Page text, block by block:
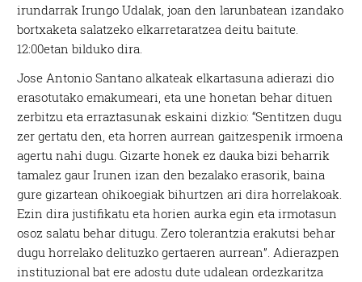
irundarrak Irungo Udalak, joan den larunbatean izandako
bortxaketa salatzeko elkarretaratzea deitu baitute.
12:00etan bilduko dira.
Jose Antonio Santano alkateak elkartasuna adierazi dio
erasotutako emakumeari, eta une honetan behar dituen
zerbitzu eta erraztasunak eskaini dizkio: “Sentitzen dugu
zer gertatu den, eta horren aurrean gaitzespenik irmoena
agertu nahi dugu. Gizarte honek ez dauka bizi beharrik
tamalez gaur Irunen izan den bezalako erasorik, baina
gure gizartean ohikoegiak bihurtzen ari dira horrelakoak.
Ezin dira justifikatu eta horien aurka egin eta irmotasun
osoz salatu behar ditugu. Zero tolerantzia erakutsi behar
dugu horrelako delituzko gertaeren aurrean”. Adierazpen
instituzional bat ere adostu dute udalean ordezkaritza